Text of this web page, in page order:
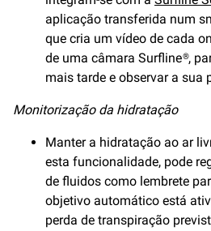
aplicação transferida num
que cria um vídeo de cada
de uma câmara Surfline®,
mais tarde e observar a sua
Monitorização da hidratação
Manter a hidratação ao ar
esta funcionalidade, pode
de fluidos como lembrete
objetivo automático está
perda de transpiração